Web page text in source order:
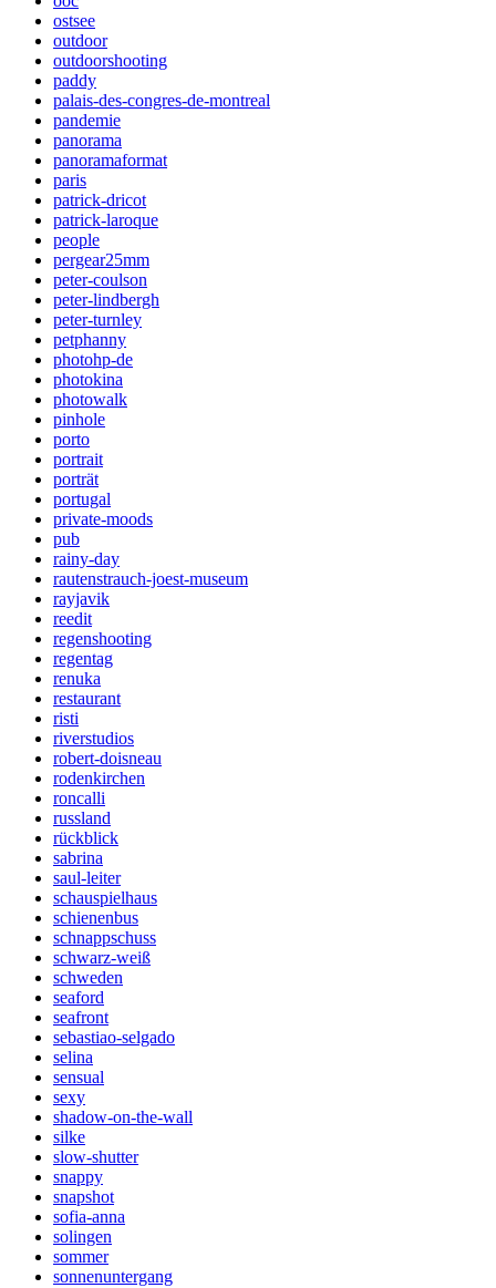
ostsee
outdoor
outdoorshooting
paddy
palais-des-congres-de-montreal
pandemie
panorama
panoramaformat
paris
patrick-dricot
patrick-laroque
people
pergear25mm
peter-coulson
peter-lindbergh
peter-turnley
petphanny
photohp-de
photokina
photowalk
pinhole
porto
portrait
porträt
portugal
private-moods
pub
rainy-day
rautenstrauch-joest-museum
rayjavik
reedit
regenshooting
regentag
renuka
restaurant
risti
riverstudios
robert-doisneau
rodenkirchen
roncalli
russland
rückblick
sabrina
saul-leiter
schauspielhaus
schienenbus
schnappschuss
schwarz-weiß
schweden
seaford
seafront
sebastiao-selgado
selina
sensual
sexy
shadow-on-the-wall
silke
slow-shutter
snappy
snapshot
sofia-anna
solingen
sommer
sonnenuntergang